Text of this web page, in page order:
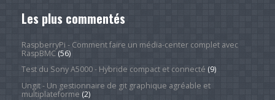
Les plus commentés
RaspberryPi - Comment faire un média-center complet avec
RaspBMC(56)
Test du Sony A5000 - Hybride compact et connecté (9)
Ungit - Un gestionnaire de git graphique agréable et
multiplateforme (2)